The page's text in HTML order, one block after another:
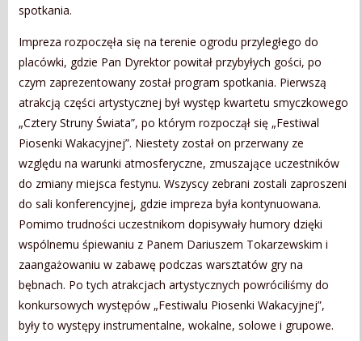
spotkania.
Impreza rozpoczęła się na terenie ogrodu przyległego do
placówki, gdzie Pan Dyrektor powitał przybyłych gości, po
czym zaprezentowany został program spotkania. Pierwszą
atrakcją części artystycznej był występ kwartetu smyczkowego
„Cztery Struny Świata”, po którym rozpoczął się „Festiwal
Piosenki Wakacyjnej”. Niestety został on przerwany ze
względu na warunki atmosferyczne, zmuszające uczestników
do zmiany miejsca festynu. Wszyscy zebrani zostali zaproszeni
do sali konferencyjnej, gdzie impreza była kontynuowana.
Pomimo trudności uczestnikom dopisywały humory dzięki
wspólnemu śpiewaniu z Panem Dariuszem Tokarzewskim i
zaangażowaniu w zabawę podczas warsztatów gry na
bębnach. Po tych atrakcjach artystycznych powróciliśmy do
konkursowych występów „Festiwalu Piosenki Wakacyjnej”,
były to występy instrumentalne, wokalne, solowe i grupowe.